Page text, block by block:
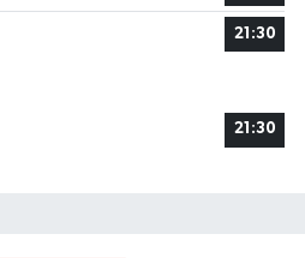
21:30
21:30